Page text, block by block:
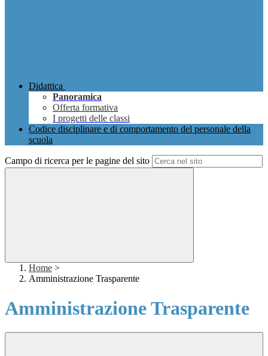
Didattica
Panoramica
Offerta formativa
I progetti delle classi
Codice disciplinare e di comportamento del personale della
scuola
Campo di ricerca per le pagine del sito
Home >
Amministrazione Trasparente
Amministrazione Trasparente